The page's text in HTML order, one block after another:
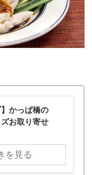
】かっぱ橋の
お取り寄せ
を見る